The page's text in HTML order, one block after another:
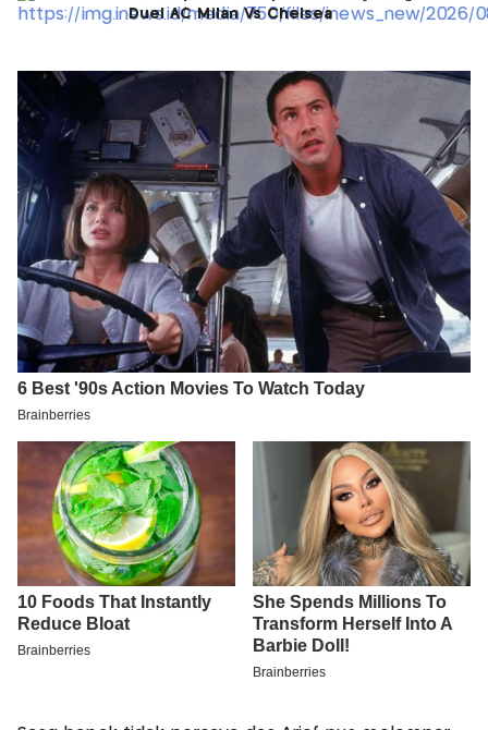
Duel AC Milan Vs Chelsea